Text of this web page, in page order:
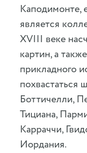
Каподимонте,
является
XVIII веке
картин, а
прикладного
похвастаться
Боттичелли,
Тициана,
Карраччи,
Иордания.